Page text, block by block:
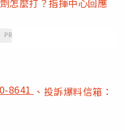
怎麼打？指揮中心回應
PR
8641 、投訴爆料信箱：